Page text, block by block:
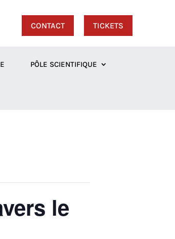
CONTACT TICKETS
PÔLE SCIENTIFIQUE
le